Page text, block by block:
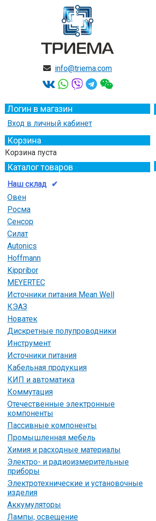
info@triema.com
Логин в магазин
Вход в личный кабинет
Корзина
Корзина пуста
Каталог товаров
Наш склад
Овен
Росма
Сенсор
Силат
Autonics
Hoffmann
Kippribor
MEYERTEC
Источники питания Mean Well
КЭАЗ
Новатек
Дискретные полупроводники
Инструмент
Источники питания
Кабельная продукция
КИП и автоматика
Коммутация
Отечественные электронные
компоненты
Пассивные компоненты
Промышленная мебель
Химия и расходные материалы
Электро- и радиоизмерительные
приборы
Электротехнические и установочные
изделия
Аккумуляторы
Лампы, освещение